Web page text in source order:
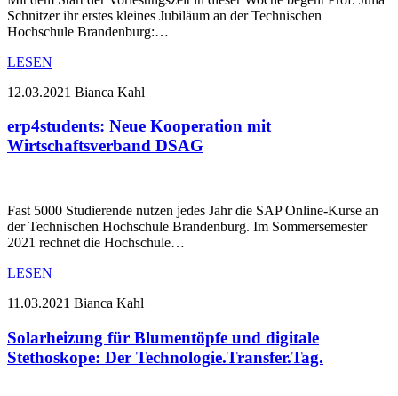
Schnitzer ihr erstes kleines Jubiläum an der Technischen
Hochschule Brandenburg:…
LESEN
12.03.2021 Bianca Kahl
erp4students: Neue Kooperation mit
Wirtschaftsverband DSAG
Fast 5000 Studierende nutzen jedes Jahr die SAP Online-Kurse an
der Technischen Hochschule Brandenburg. Im Sommersemester
2021 rechnet die Hochschule…
LESEN
11.03.2021 Bianca Kahl
Solarheizung für Blumentöpfe und digitale
Stethoskope: Der Technologie.Transfer.Tag.